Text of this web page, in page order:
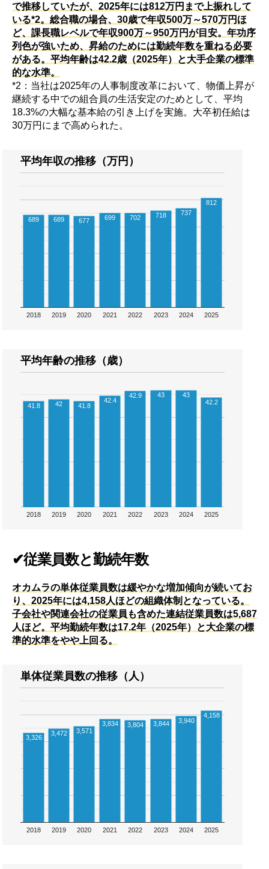
で推移していたが、2025年には812万円まで上振れして
いる*2。総合職の場合、30歳で年収500万～570万円ほ
ど、課長職レベルで年収900万～950万円が目安。年功序
列色が強いため、昇給のためには勤続年数を重ねる必要
がある。平均年齢は42.2歳（2025年）と大手企業の標準
的な水準。
*2：当社は2025年の人事制度改革において、物価上昇が
継続する中での組合員の生活安定のためとして、平均
18.3%の大幅な基本給の引き上げを実施。大卒初任給は
30万円にまで高められた。
平均年収の推移（万円）
2018 2019 2020 2021 2022 2023 2024 2025
689 689 677 699 702 718 737
812
平均年齢の推移（歳）
2018 2019 2020 2021 2022 2023 2024 2025
41.8 42 41.8
42.4
42.9 43
43
42.2
✔従業員数と勤続年数
オカムラの単体従業員数は緩やかな増加傾向が続いてお
り、2025年には4,158人ほどの組織体制となっている。
子会社や関連会社の従業員も含めた連結従業員数は5,687
人ほど。平均勤続年数は17.2年（2025年）と大企業の標
準的水準をやや上回る。
単体従業員数の推移（人）
2018 2019 2020 2021 2022 2023 2024 2025
3,326
3,472 3,571
3,834 3,804 3,844 3,940
4,158